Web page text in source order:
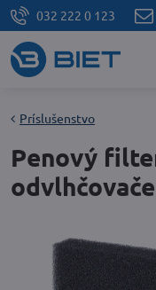
032 222 0 123
Príslušenstvo
Penový